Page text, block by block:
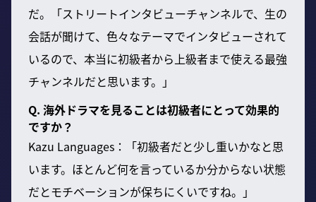
だ。「ストリートインタビューチャンネルで、生の
会話が聞けて、色々なテーマでインタビューされて
いるので、本当に初級者から上級者まで使える最強
チャンネルだと思います。」
Q. 海外ドラマを見ることは初級者にとって効果的
ですか？
Kazu Languages：「初級者だと少し重いかなと思
います。ほとんど何を言っているか分からない状態
だとモチベーションが保ちにくいですね。」